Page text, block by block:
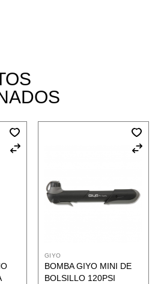
GIYO
BOMBA GIYO MINI DE
BOLSILLO 120PSI